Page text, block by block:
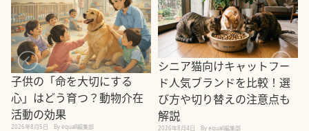
子供の「命を大切にする
心」はどう育つ？動物介在
活動の効果
2026年8月5日 By equall編集部
シニア猫向けキャットフー
ド人気ブランドを比較！選
び方や切り替えの注意点も
解説
2026年8月4日 By equall編集部